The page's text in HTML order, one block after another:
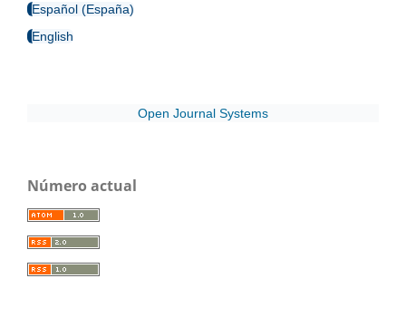
Español (España)
English
Open Journal Systems
Número actual